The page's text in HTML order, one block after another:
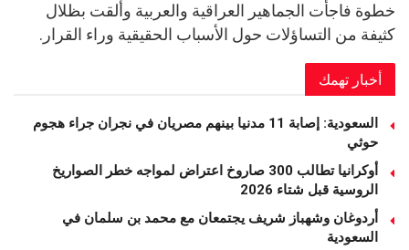
خطوة فاجأت الجماهير العراقية والعربية وألقت بظلال
كثيفة من التساؤلات حول الأسباب الحقيقية وراء القرار.
أخبار تهمك
السعودية: إصابة 11 مدنيا بينهم مصريان في نجران جراء هجوم
حوثي
أوكرانيا تطالب 300 صاروخ اعتراض لمواجه خطر الصواريخ
الروسية قبل شتاء 2026
أردوغان وشهباز شريف يجتمعان مع محمد بن سلمان في
السعودية